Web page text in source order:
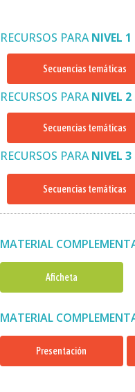
RECURSOS PARANIVEL 1
Secuencias temáticas
RECURSOS PARANIVEL 2
Secuencias temáticas
RECURSOS PARANIVEL 3
Secuencias temáticas
MATERIAL
Aficheta
MATERIAL
Presentación